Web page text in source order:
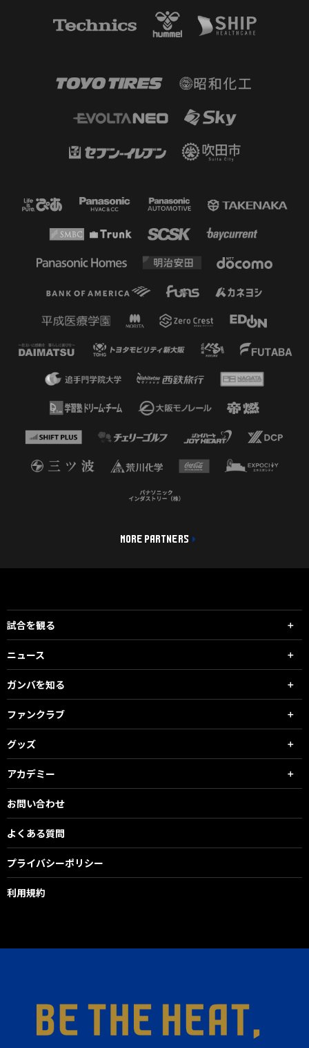
MORE PARTNERS
試合を観る
ニュース
ガンバを知る
ファンクラブ
グッズ
アカデミー
お問い合わせ
よくある質問
プライバシーポリシー
利用規約